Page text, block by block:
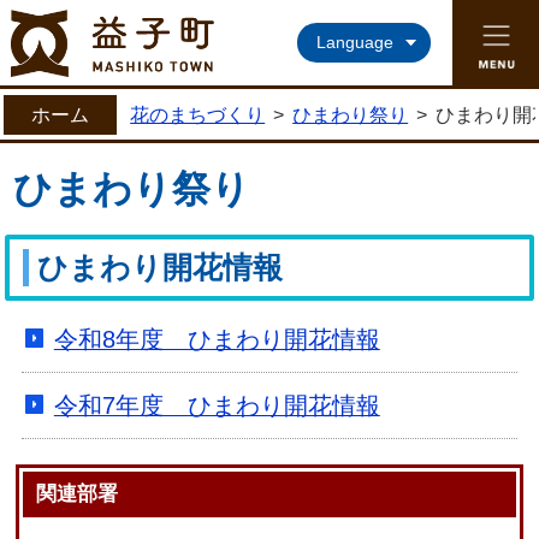
益子町ホームページ
Language
ホーム 花のまちづくり > ひまわり祭り > ひまわり開
ひまわり祭り
ひまわり開花情報
令和8年度 ひまわり開花情報
令和7年度 ひまわり開花情報
関連部署